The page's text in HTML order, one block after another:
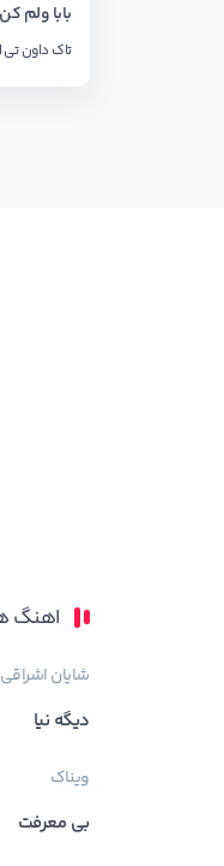
بابا ولم کن
تاک داون
اهنگ
شایان اشراقی
دیگه نیا
ویناک
بی معرفت